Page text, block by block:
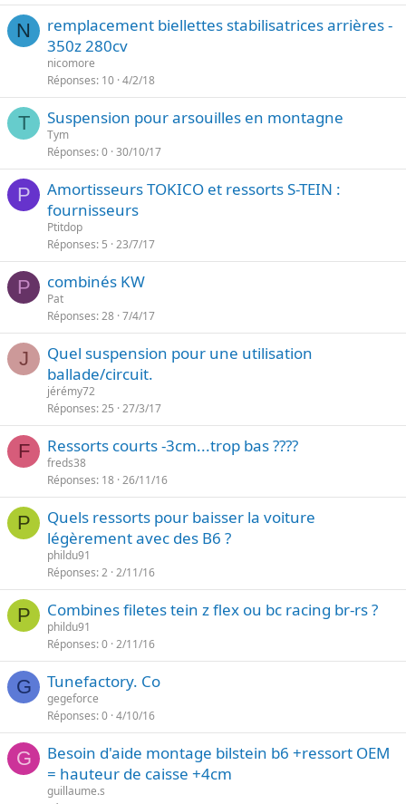
N
remplacement biellettes stabilisatrices arrières -
350z 280cv
nicomore
Réponses 10 4/2/18
T Suspension pour arsouilles en montagne
Tym
Réponses 0 30/10/17
P
Amortisseurs TOKICO et ressorts S-TEIN :
fournisseurs
Ptitdop
Réponses 5 23/7/17
P combinés KW
Pat
Réponses 28 7/4/17
J
Quel suspension pour une utilisation
ballade/circuit.
jérémy72
Réponses 25 27/3/17
F Ressorts courts -3cm...trop bas ????
freds38
Réponses 18 26/11/16
P
Quels ressorts pour baisser la voiture
légèrement avec des B6 ?
phildu91
Réponses 2 2/11/16
P Combines filetes tein z flex ou bc racing br-rs ?
phildu91
Réponses 0 2/11/16
G Tunefactory. Co
gegeforce
Réponses 0 4/10/16
G
Besoin d'aide montage bilstein b6 +ressort OEM
= hauteur de caisse +4cm
guillaume.s